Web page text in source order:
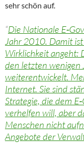
sehr schön auf.
“Die Nationale
Jahr 2010. Damit ist
Wirklichkeit angeht:
den letzten wenigen
weiterentwickelt.
Internet. Sie sind
Strategie, die dem
verhelfen will, aber
Menschen nicht
Angebote der